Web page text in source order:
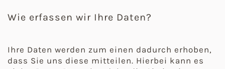
Wie erfassen wir Ihre Daten?
Ihre Daten werden zum einen dadurch erhoben,
dass Sie uns diese mitteilen. Hierbei kann es